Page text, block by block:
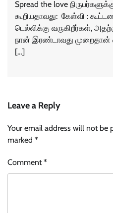
Spread the love
கூறியதாவது: கேள்வி :
டெல்லிக்கு வருகிறீர்கள்,
நான் இரண்டாவது முறைதான்
[…]
Leave a Reply
Your email address will not be
marked *
Comment*